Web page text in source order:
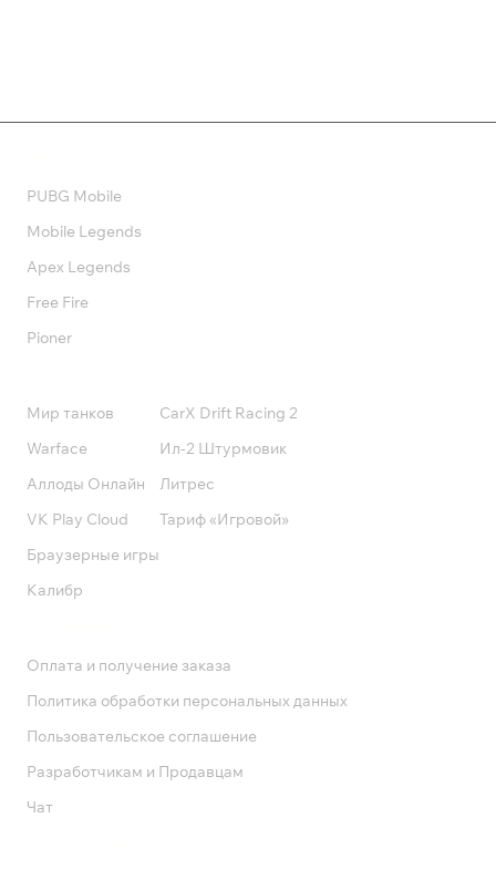
PUBG Mobile
Mobile Legends
Apex Legends
Free Fire
Pioner
Мир танков
Warface
Аллоды Онлайн
VK Play Cloud
Браузерные игры
Калибр
CarX Drift Racing 2
Ил-2 Штурмовик
Литрес
Тариф «Игровой»
Оплата и получение заказа
Политика обработки персональных данных
Пользовательское соглашение
Разработчикам и Продавцам
Чат